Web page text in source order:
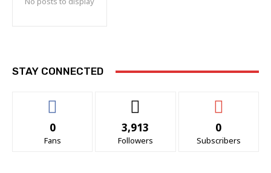
No posts to display
STAY CONNECTED
0
Fans
3,913
Followers
0
Subscribers